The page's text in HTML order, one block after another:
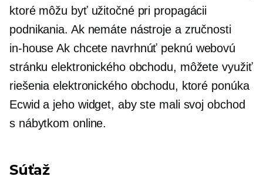
ktoré môžu byť užitočné pri propagácii
podnikania. Ak nemáte nástroje a zručnosti
in-house Ak chcete navrhnúť peknú webovú
stránku elektronického obchodu, môžete využiť
riešenia elektronického obchodu, ktoré ponúka
Ecwid a jeho widget, aby ste mali svoj obchod
s nábytkom online.
Súťaž